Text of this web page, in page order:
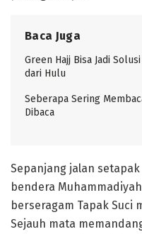
Baca Juga
Green Hajj Bisa Jadi
dari Hulu
Seberapa Sering
Dibaca
Sepanjang jalan
bendera
berseragam Tapak Suci
Sejauh mata